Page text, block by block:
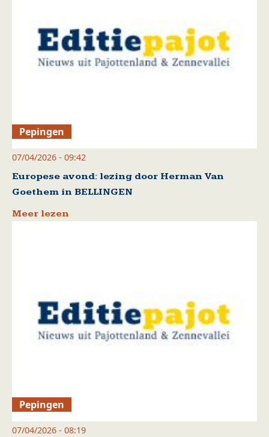
Pepingen
07/04/2026 - 09:42
Europese avond: lezing door Herman Van
Goethem in BELLINGEN
Meer lezen
Pepingen
07/04/2026 - 08:19